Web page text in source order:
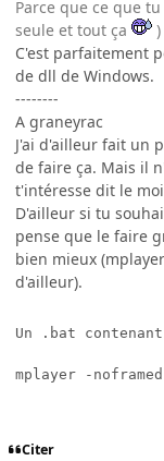
Parce que ce que
seule et tout ça
C'est parfaitement
de dll de Windows.
--------
A graneyrac
J'ai d'ailleur fait un
de faire ça. Mais il
t'intéresse dit le
D'ailleur si tu
pense que le faire
bien mieux
d'ailleur).
Un .bat
mplayer -
Citer